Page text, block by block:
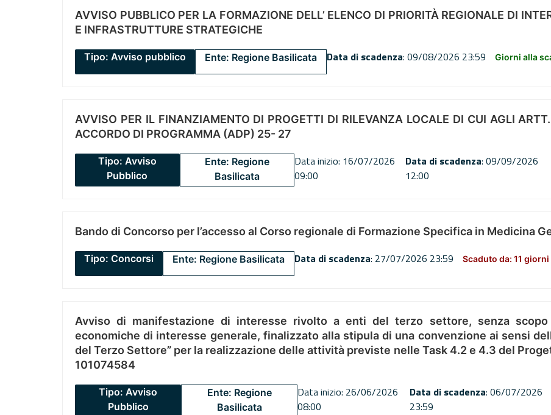
AVVISO PUBBLICO PER LA FORMAZIONE DELL’ ELENCO DI PRIORITÀ REGIONALE DI
E INFRASTRUTTURE STRATEGICHE
Tipo: Avviso pubblico Ente: Regione Basilicata Data di scadenza: 09/08/2026 23:59 Giorni alla
AVVISO PER IL FINANZIAMENTO DI PROGETTI DI RILEVANZA LOCALE DI CUI AGLI
ACCORDO DI PROGRAMMA (ADP) 25- 27
Tipo: Avviso
Pubblico
Ente: Regione
Basilicata
Data inizio: 16/07/2026
09:00
Data di scadenza: 09/09/2026
12:00
Bando di Concorso per l’accesso al Corso regionale di Formazione Specifica in Medicina
Tipo: Concorsi Ente: Regione Basilicata Data di scadenza: 27/07/2026 23:59 Scaduto da: 11 giorni
Avviso di manifestazione di interesse rivolto a enti del terzo settore, senza
economiche di interesse generale, finalizzato alla stipula di una convenzione ai sensi
del Terzo Settore” per la realizzazione delle attività previste nelle Task 4.2 e 4.3 del
101074584
Tipo: Avviso
Pubblico
Ente: Regione
Basilicata
Data inizio: 26/06/2026
08:00
Data di scadenza: 06/07/2026
23:59